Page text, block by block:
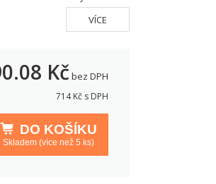
VÍCE
Kčbez DPH
714Kč s DPH
DO KOŠÍKU
Skladem (více než 5 ks)